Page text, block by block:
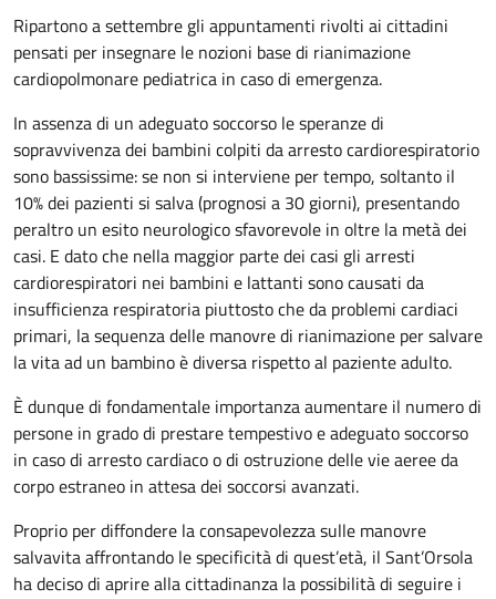
Ripartono a settembre gli appuntamenti rivolti ai cittadini
pensati per insegnare le nozioni base di rianimazione
cardiopolmonare pediatrica in caso di emergenza.
In assenza di un adeguato soccorso le speranze di
sopravvivenza dei bambini colpiti da arresto cardiorespiratorio
sono bassissime: se non si interviene per tempo, soltanto il
10% dei pazienti si salva (prognosi a 30 giorni), presentando
peraltro un esito neurologico sfavorevole in oltre la metà dei
casi. E dato che nella maggior parte dei casi gli arresti
cardiorespiratori nei bambini e lattanti sono causati da
insufficienza respiratoria piuttosto che da problemi cardiaci
primari, la sequenza delle manovre di rianimazione per salvare
la vita ad un bambino è diversa rispetto al paziente adulto.
È dunque di fondamentale importanza aumentare il numero di
persone in grado di prestare tempestivo e adeguato soccorso
in caso di arresto cardiaco o di ostruzione delle vie aeree da
corpo estraneo in attesa dei soccorsi avanzati.
Proprio per diffondere la consapevolezza sulle manovre
salvavita affrontando le specificità di quest’età, il Sant’Orsola
ha deciso di aprire alla cittadinanza la possibilità di seguire i